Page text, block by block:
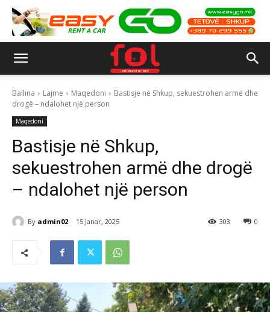
Ballina Lajme Maqedoni
Bastisje në Shkup, sekuestrohen armë dhe
drogë – ndalohet një person
Maqedoni
Bastisje në Shkup,
sekuestrohen armë dhe drogë
– ndalohet një person
By admin02 15 Janar, 2025 0
303